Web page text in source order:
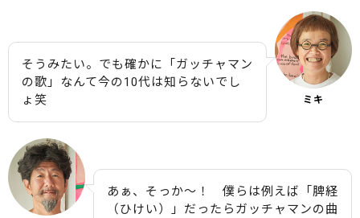
そうみたい。でも確かに「ガッチャマン
の歌」なんて今の10代は知らないでし
ょ笑
ミキ
あぁ、そっか〜！ 僕らは例えば「脾経
（ひけい）」だったらガッチャマンの曲